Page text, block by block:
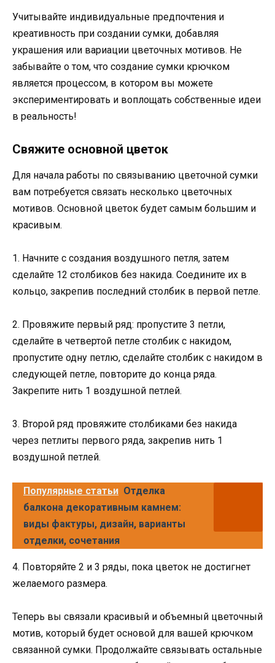
Учитывайте индивидуальные предпочтения и
креативность при создании сумки, добавляя
украшения или вариации цветочных мотивов. Не
забывайте о том, что создание сумки крючком
является процессом, в котором вы можете
экспериментировать и воплощать собственные идеи
в реальность!
Свяжите основной цветок
Для начала работы по связыванию цветочной сумки
вам потребуется связать несколько цветочных
мотивов. Основной цветок будет самым большим и
красивым.
1. Начните с создания воздушного петля, затем
сделайте 12 столбиков без накида. Соедините их в
кольцо, закрепив последний столбик в первой петле.
2. Провяжите первый ряд: пропустите 3 петли,
сделайте в четвертой петле столбик с накидом,
пропустите одну петлю, сделайте столбик с накидом в
следующей петле, повторите до конца ряда.
Закрепите нить 1 воздушной петлей.
3. Второй ряд провяжите столбиками без накида
через петлиты первого ряда, закрепив нить 1
воздушной петлей.
Популярные статьи Отделка
балкона декоративным камнем:
виды фактуры, дизайн, варианты
отделки, сочетания
4. Повторяйте 2 и 3 ряды, пока цветок не достигнет
желаемого размера.
Теперь вы связали красивый и объемный цветочный
мотив, который будет основой для вашей крючком
связанной сумки. Продолжайте связывать остальные